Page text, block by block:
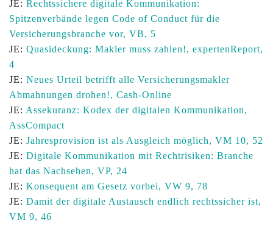
JE: Rechtssichere digitale Kommunikation:
Spitzenverbände legen Code of Conduct für die
Versicherungsbranche vor, VB, 5
JE: Quasideckung: Makler muss zahlen!, expertenReport,
4
JE: Neues Urteil betrifft alle Versicherungsmakler
Abmahnungen drohen!, Cash-Online
JE: Assekuranz: Kodex der digitalen Kommunikation,
AssCompact
JE: Jahresprovision ist als Ausgleich möglich, VM 10, 52
JE: Digitale Kommunikation mit Rechtrisiken: Branche
hat das Nachsehen, VP, 24
JE: Konsequent am Gesetz vorbei, VW 9, 78
JE: Damit der digitale Austausch endlich rechtssicher ist,
VM 9, 46